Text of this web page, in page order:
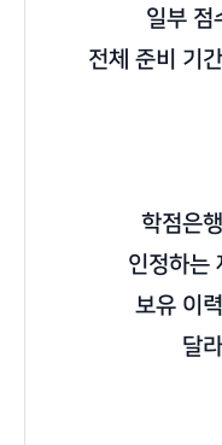
일부 점
전체 준비 기
학점은
인정하는
보유 이
달